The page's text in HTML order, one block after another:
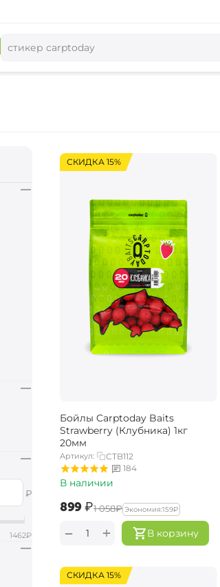
СКИДКА 15%
Бойлы Carptoday Baits
Strawberry (Клубника) 1кг
20мм
Артикул:
CTB112
184
В наличии
‍899‍₽‍1 058‍₽ Экономия:‍159‍₽
В корзину
+
−
СКИДКА 15%
₽
1462₽